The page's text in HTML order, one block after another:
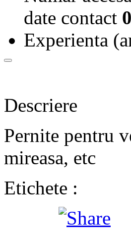
date contact 0
Experienta
Descriere
Pernite pentru
mireasa, etc
Etichete :